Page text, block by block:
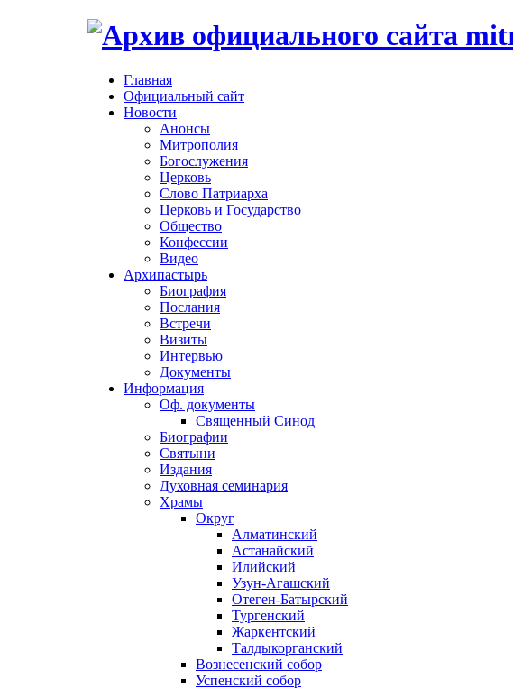
Главная
Официальный сайт
Новости
Анонсы
Митрополия
Богослужения
Церковь
Слово Патриарха
Церковь и Государство
Общество
Конфессии
Видео
Архипастырь
Биография
Послания
Встречи
Визиты
Интервью
Документы
Информация
Оф. документы
Священный Синод
Биографии
Святыни
Издания
Духовная семинария
Храмы
Округ
Алматинский
Астанайский
Илийский
Узун-Агашский
Отеген-Батырский
Тургенский
Жаркентский
Талдыкорганский
Вознесенский собор
Успенский собор